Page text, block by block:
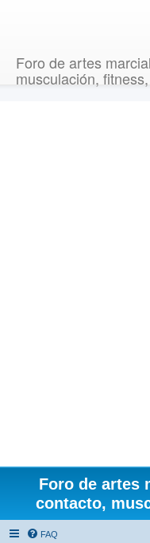
Foro de artes
musculación,
Foro de artes
contacto,
FAQ